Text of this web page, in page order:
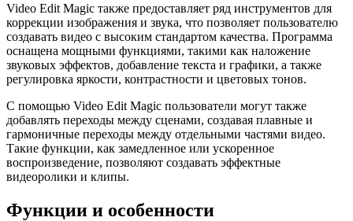
Video Edit Magic также предоставляет ряд инструментов для
коррекции изображения и звука, что позволяет пользователю
создавать видео с высоким стандартом качества. Программа
оснащена мощными функциями, такими как наложение
звуковых эффектов, добавление текста и графики, а также
регулировка яркости, контрастности и цветовых тонов.
С помощью Video Edit Magic пользователи могут также
добавлять переходы между сценами, создавая плавные и
гармоничные переходы между отдельными частями видео.
Такие функции, как замедленное или ускоренное
воспроизведение, позволяют создавать эффектные
видеоролики и клипы.
Функции и особенности